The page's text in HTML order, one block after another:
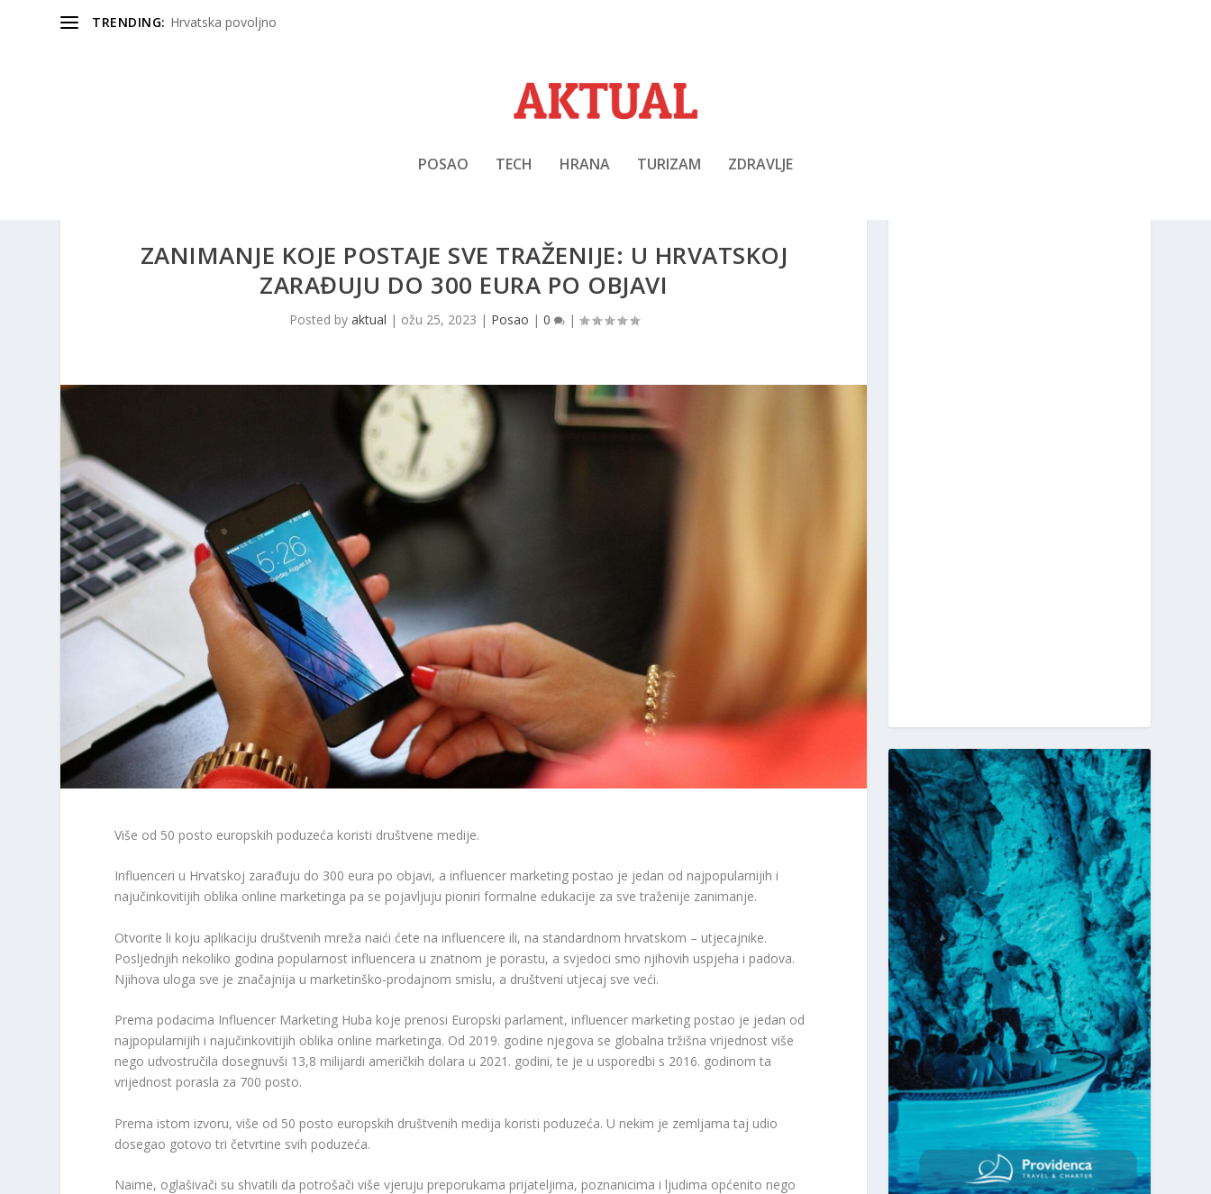
TRENDING: Hrvatska povoljno
POSAO TECH HRANA TURIZAM ZDRAVLJE
ZANIMANJE KOJE POSTAJE SVE TRAŽENIJE: U HRVATSKOJ
ZARAĐUJU DO 300 EURA PO OBJAVI
Posted by aktual | ožu 25, 2023 | Posao | 0 |
Više od 50 posto europskih poduzeća koristi društvene medije.
Influenceri u Hrvatskoj zarađuju do 300 eura po objavi, a influencer marketing postao je jedan od najpopularnijih i
najučinkovitijih oblika online marketinga pa se pojavljuju pioniri formalne edukacije za sve traženije zanimanje.
Otvorite li koju aplikaciju društvenih mreža naići ćete na influencere ili, na standardnom hrvatskom – utjecajnike.
Posljednjih nekoliko godina popularnost influencera u znatnom je porastu, a svjedoci smo njihovih uspjeha i padova.
Njihova uloga sve je značajnija u marketinško-prodajnom smislu, a društveni utjecaj sve veći.
Prema podacima Influencer Marketing Huba koje prenosi Europski parlament, influencer marketing postao je jedan od
najpopularnijih i najučinkovitijih oblika online marketinga. Od 2019. godine njegova se globalna tržišna vrijednost više
nego udvostručila dosegnuvši 13,8 milijardi američkih dolara u 2021. godini, te je u usporedbi s 2016. godinom ta
vrijednost porasla za 700 posto.
Prema istom izvoru, više od 50 posto europskih društvenih medija koristi poduzeća. U nekim je zemljama taj udio
dosegao gotovo tri četvrtine svih poduzeća.
Naime, oglašivači su shvatili da potrošači više vjeruju preporukama prijateljima, poznanicima i ljudima općenito nego